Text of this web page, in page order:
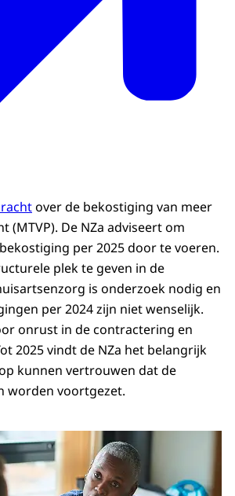
over de bekostiging van meer
(MTVP). De NZa adviseert om
per 2025 door te voeren.
plek te geven in de
is onderzoek nodig en
per 2024 zijn niet wenselijk.
onrust in de contractering en
2025 vindt de NZa het belangrijk
kunnen vertrouwen dat de
worden voortgezet.